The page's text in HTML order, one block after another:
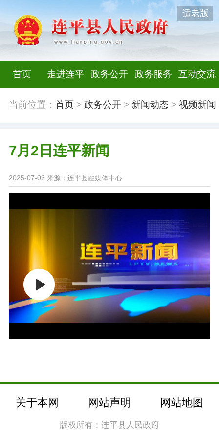
适老版
首页 走进连平 政务公开 政务服务 互动交流
当前位置： 首页> 政务公开> 新闻动态 > 视频新闻
7月2日连平新闻
2025-07-03 来源：连平县融媒体中心
关于本网 网站声明 网站地图
版权所有：连平县人民政府